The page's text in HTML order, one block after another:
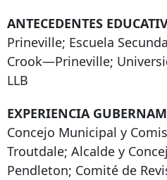
ANTECEDENTES
Prineville; Escuela
Crook—Prineville;
LLB
EXPERIENCIA
Concejo Municipal y
Troutdale; Alcalde y
Pendleton; Comité de